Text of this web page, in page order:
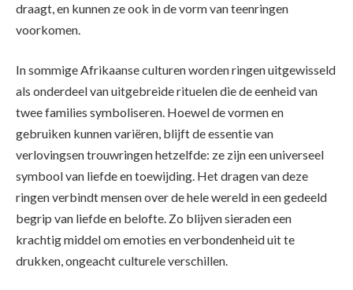
draagt, en kunnen ze ook in de vorm van teenringen
voorkomen.
In sommige Afrikaanse culturen worden ringen uitgewisseld
als onderdeel van uitgebreide rituelen die de eenheid van
twee families symboliseren. Hoewel de vormen en
gebruiken kunnen variëren, blijft de essentie van
verlovingsen trouwringen hetzelfde: ze zijn een universeel
symbool van liefde en toewijding. Het dragen van deze
ringen verbindt mensen over de hele wereld in een gedeeld
begrip van liefde en belofte. Zo blijven sieraden een
krachtig middel om emoties en verbondenheid uit te
drukken, ongeacht culturele verschillen.